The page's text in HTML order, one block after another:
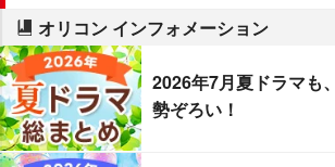
オリコン インフォメーション
2026年7月夏ドラマも
勢ぞろい！